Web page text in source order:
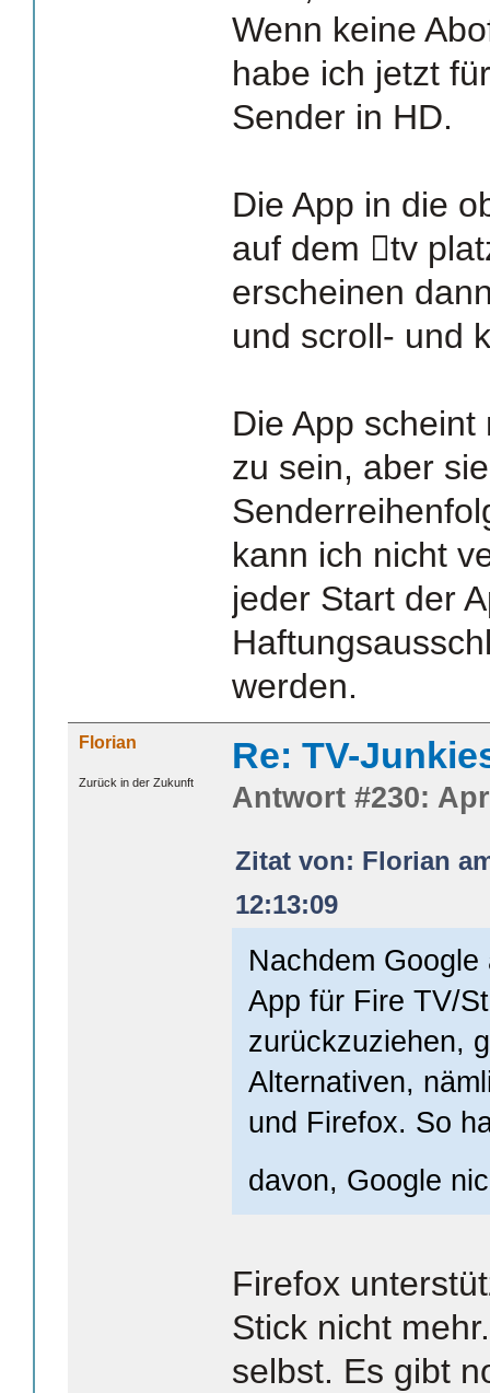
Wenn keine
habe ich jetzt
Sender in HD.
Die App in die
auf dem tv
erscheinen
und scroll- und
Die App
zu sein, aber
kann ich nicht
jeder Start der
werden.
Florian
Zurück in der Zukunft
Re: TV-
Antwort #230:
Zitat von: Florian
12:13:09
Nachdem
App für Fire TV/
zurückzuziehen,
Alternativen,
und Firefox. So
davon, Google
Firefox
Stick nicht
selbst. Es gibt